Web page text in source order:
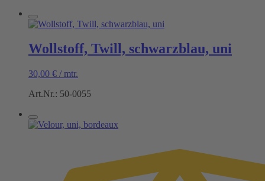
Wollstoff, Twill, schwarzblau, uni
30,00 € / mtr.
Art.Nr.: 50-0055